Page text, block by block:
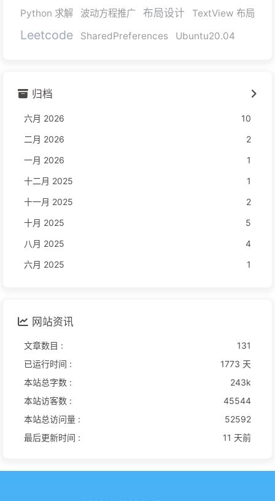
Python 求解
波动方程推广 布局设计 TextView 布局
Leetcode SharedPreferences Ubuntu20.04
归档
六月 2026
10
二月 2026
2
一月 2026
1
十二月 2025
1
十一月 2025
2
十月 2025
5
八月 2025
4
六月 2025
1
网站资讯
文章数目 :
131
已运行时间 :
1773 天
本站总字数 :
243k
本站访客数 :
45544
本站总访问量 :
52592
最后更新时间 :
11 天前